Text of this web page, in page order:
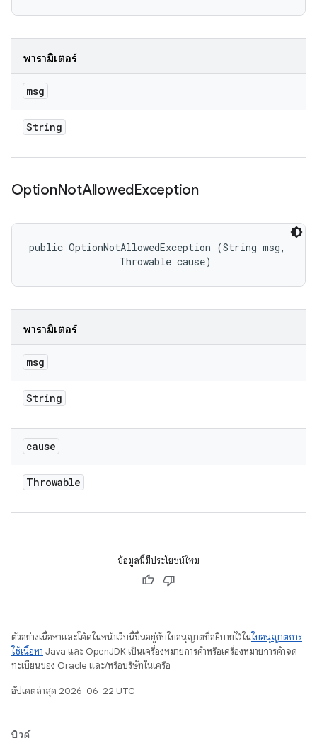
พารามิเตอร์
msg
String
OptionNotAllowedException
public OptionNotAllowedException (String msg,
                Throwable cause)
พารามิเตอร์
msg
String
cause
Throwable
ข้อมูลนี้มีประโยชน์ไหม
ตัวอย่างเนื้อหาและโค้ดในหน้าเว็บนี้ขึ้นอยู่กับใบอนุญาตที่อธิบายไว้ในใบอนุญาตการ
ใช้เนื้อหา Java และ OpenJDK เป็นเครื่องหมายการค้าหรือเครื่องหมายการค้าจด
ทะเบียนของ Oracle และ/หรือบริษัทในเครือ
อัปเดตล่าสุด 2026-06-22 UTC
บิวด์